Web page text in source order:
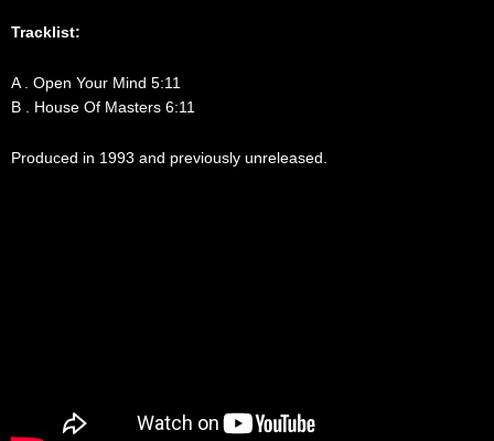
Tracklist:
A . Open Your Mind 5:11
B . House Of Masters 6:11
Produced in 1993 and previously unreleased.